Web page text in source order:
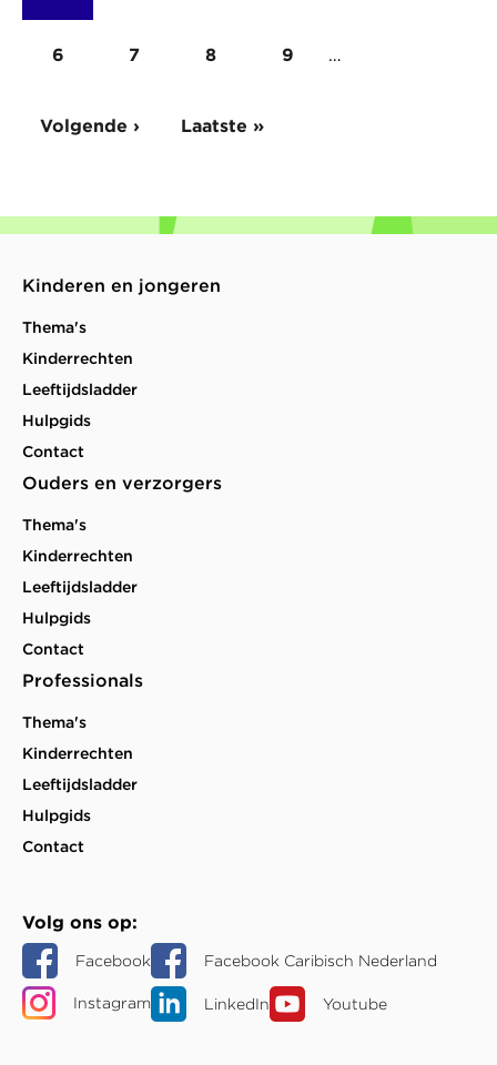
website
Pagina
6 Pagina
7 Pagina
8 Pagina
9 …
Volgende
Volgende › Laatste
Laatste »
Kinderen en jongeren
Thema's
Kinderrechten
Leeftijdsladder
Hulpgids
Contact
Ouders en verzorgers
Thema's
Kinderrechten
Leeftijdsladder
Hulpgids
Contact
Professionals
Thema's
Kinderrechten
Leeftijdsladder
Hulpgids
Contact
Volg ons op
Facebook Facebook Caribisch Nederland
Instagram LinkedIn Youtube